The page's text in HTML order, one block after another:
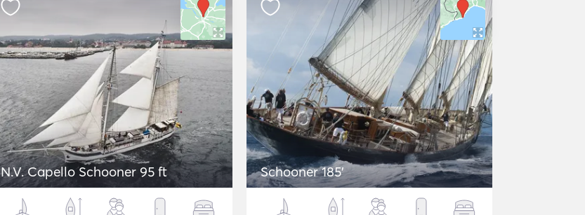
N.V. Capello Schooner 95 ft Schooner 185'